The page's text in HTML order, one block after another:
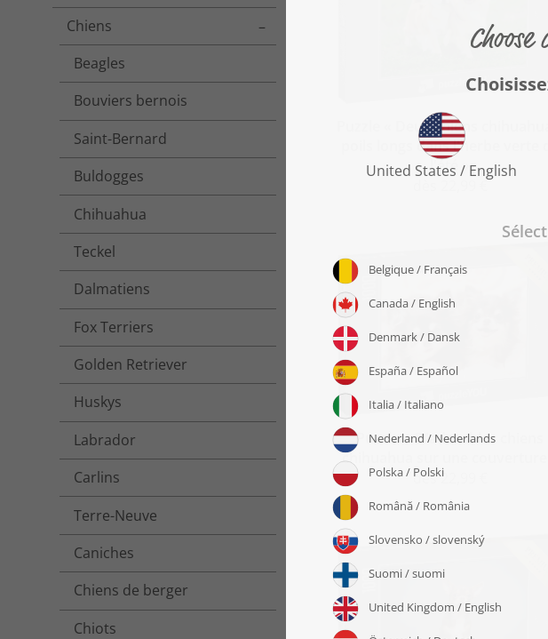
Chiens
Toggle menu
Beagles
Bouviers bernois
Saint-Bernard
Buldogges
Chihuahua
Teckel
Dalmatiens
Fox Terriers
Golden Retriever
Huskys
Labrador
Carlins
Terre-Neuve
Caniches
Chiens de berger
Chiots
Puzzle « Deux chiens chihuahua
poils longs dans l'herbe verte
l'été »
dès 22,99 €
Puzzle « D'adorables chiens
chihuahua sur une couverture »
dès 22,99 €